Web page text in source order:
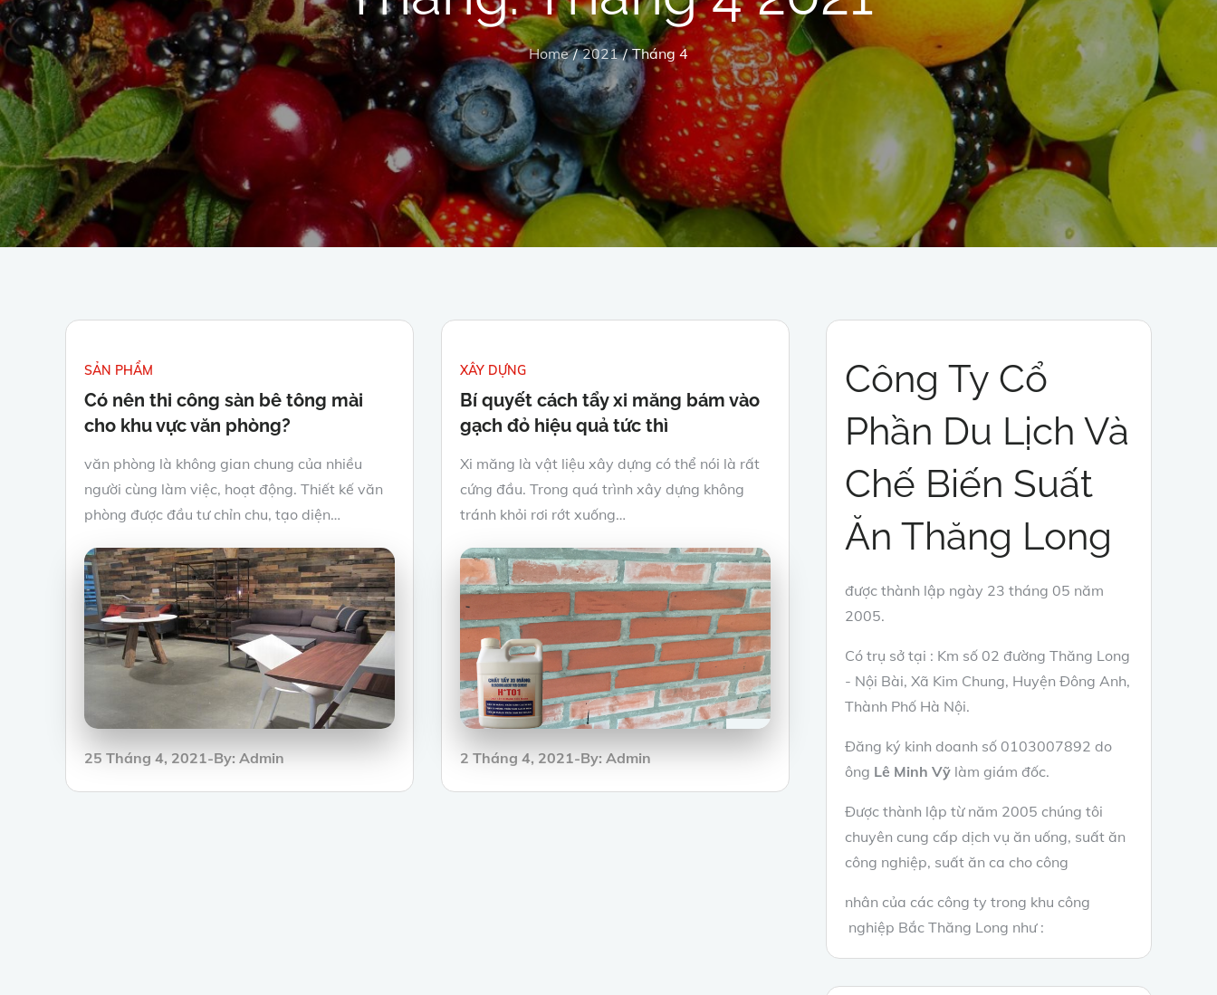
Home 2021 Tháng 4
SẢN PHẨM
Có nên thi công sàn bê tông mài
cho khu vực văn phòng?
văn phòng là không gian chung của nhiều
người cùng làm việc, hoạt động. Thiết kế văn
phòng được đầu tư chỉn chu, tạo diện…
Posted
25 Tháng 4, 2021 By: Admin
XÂY DỰNG
Bí quyết cách tẩy xi măng bám vào
gạch đỏ hiệu quả tức thì
Xi măng là vật liệu xây dựng có thể nói là rất
cứng đầu. Trong quá trình xây dựng không
tránh khỏi rơi rớt xuống…
Posted
2 Tháng 4, 2021 By: Admin
Công Ty Cổ
Phần Du Lịch Và
Chế Biến Suất
Ăn Thăng Long
được thành lập ngày 23 tháng 05 năm
2005.
Có trụ sở tại : Km số 02 đường Thăng Long
- Nội Bài, Xã Kim Chung, Huyện Đông Anh,
Thành Phố Hà Nội.
Đăng ký kinh doanh số 0103007892 do
ông Lê Minh Vỹ làm giám đốc.
Được thành lập từ năm 2005 chúng tôi
chuyên cung cấp dịch vụ ăn uống, suất ăn
công nghiệp, suất ăn ca cho công
nhân của các công ty trong khu công
nghiệp Bắc Thăng Long như :